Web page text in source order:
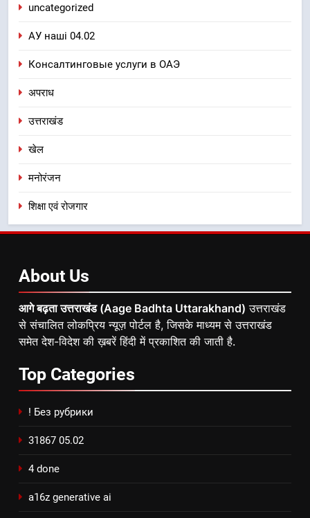
uncategorized
АУ наші 04.02
Консалтинговые услуги в ОАЭ
अपराध
उत्तराखंड
खेल
मनोरंजन
शिक्षा एवं रोजगार
About Us
आगे बढ़ता उत्तराखंड (Aage Badhta Uttarakhand) उत्तराखंड
से संचालित लोकप्रिय न्यूज़ पोर्टल है, जिसके माध्यम से उत्तराखंड
समेत देश-विदेश की ख़बरें हिंदी में प्रकाशित की जाती है.
Top Categories
! Без рубрики
31867 05.02
4 done
a16z generative ai